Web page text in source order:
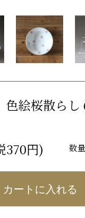
絵桜散らし
370円) 数量
カートに入れる